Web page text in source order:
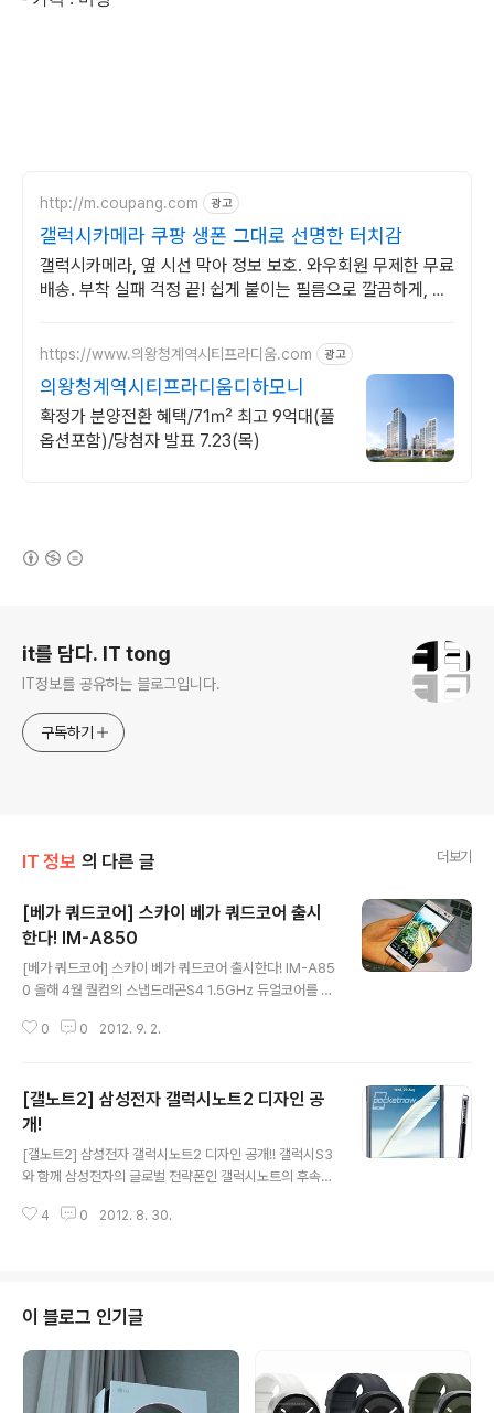
http://m.coupang.com 광고
갤럭시카메라 쿠팡 생폰 그대로 선명한 터치감
갤럭시카메라, 옆 시선 막아 정보 보호. 와우회원 무제한 무료
배송. 부착 실패 걱정 끝! 쉽게 붙이는 필름으로 깔끔하게, 로
https://www.의왕청계역시티프라디움.com 광고
의왕청계역시티프라디움디하모니
확정가 분양전환 혜택/71㎡ 최고 9억대(풀
옵션포함)/당첨자 발표 7.23(목)
it를 담다. IT tong
IT정보를 공유하는 블로그입니다.
구독하기
IT 정보 의 다른 글 더보기
[베가 쿼드코어] 스카이 베가 쿼드코어 출시
한다! IM-A850
[베가 쿼드코어] 스카이 베가 쿼드코어 출시한다! IM-A85
0 올해 4월 퀄컴의 스냅드래곤S4 1.5GHz 듀얼코어를 탑
드디어 쿼드코어 스마트폰을 출시합니다. 이미 경쟁사들이
850K의 전파인증을 마쳤습니다. 지난 베가S5의 모델명
이 IM-A840S였던 것 처럼 IM-A850K는 KT용 단말기
지만, 팬택에서는 쿼드코어 스마트폰은 통신 3사를 통해
출시하기로 했기 때문에 SK텔레콤 IM-A850S와 유플러
하네요. IM-A850K는 LG전자에서 얼마전 공개한 옵티머
0 0 2012. 9. 2.
[갤노트2] 삼성전자 갤럭시노트2 디자인 공
개!
[갤노트2] 삼성전자 갤럭시노트2 디자인 공개!! 갤럭시S3
와 함께 삼성전자의 글로벌 전략폰인 갤럭시노트의 후속제
서 공식 발표전 공개되었습니다. 그동안의 많은 루머와 달
다. 또한 갤럭시노트2의 스팩은 5.5 인치 1280 x 720 해
상도, HD 수퍼 AMOLED 디스플레이, 1.6GHz 쿼드 코어
프로세서, 2GB 램, 8 메가픽셀 카메라 및 1.9 메가픽셀 전
면 카메라, 3100mAh 배터리, 9.4mm 두께, microSD
카드 슬롯, HSPA+ 21Mbps, 4G LTE, S-펜..
4 0 2012. 8. 30.
이 블로그 인기글